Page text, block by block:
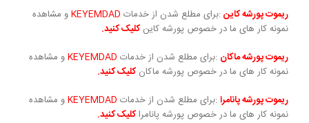
ریموت پورشه کاین:برای مطلع شدن از خدمات KEYEMDADو مشاهده
نمونه کار های ما در خصوص پورشه کاینکلیک کنید.
ریموت پورشه ماکان :برای مطلع شدن از خدمات KEYEMDADو مشاهده
نمونه کار های ما در خصوص پورشه ماکانکلیک کنید.
ریموت پورشه پانامرا:برای مطلع شدن از خدمات KEYEMDADو مشاهده
نمونه کار های ما در خصوص پورشه پانامراکلیک کنید.